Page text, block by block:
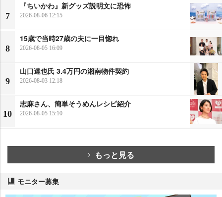
7
『ちいかわ』新グッズ説明文に恐怖
2026-08-06 12:15
8
15歳で当時27歳の夫に一目惚れ
2026-08-05 16:09
9
山口達也氏 3.4万円の湘南物件契約
2026-08-03 12:18
10
志麻さん、簡単そうめんレシピ紹介
2026-08-05 15:10
もっと見る
モニター募集